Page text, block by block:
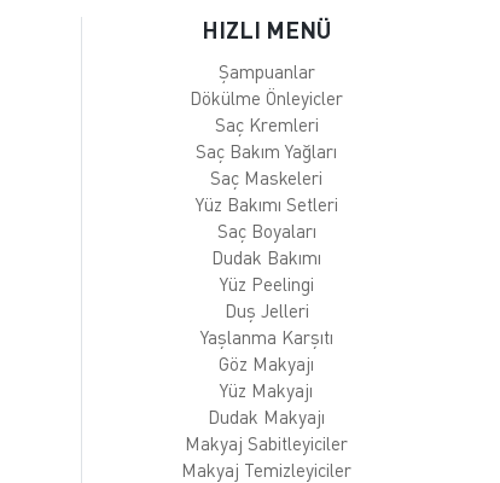
HIZLI MENÜ
Şampuanlar
Dökülme Önleyicler
Saç Kremleri
Saç Bakım Yağları
Saç Maskeleri
Yüz Bakımı Setleri
Saç Boyaları
Dudak Bakımı
Yüz Peelingi
Duş Jelleri
Yaşlanma Karşıtı
Göz Makyajı
Yüz Makyajı
Dudak Makyajı
Makyaj Sabitleyiciler
Makyaj Temizleyiciler